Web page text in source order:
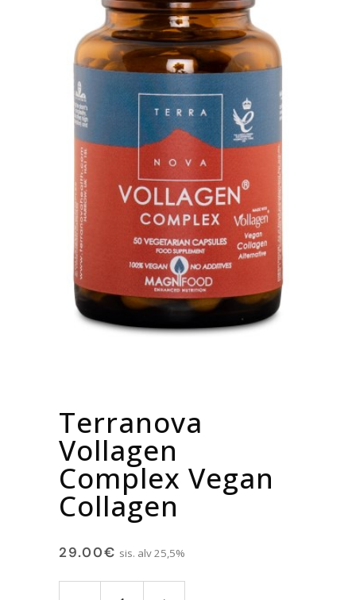
Terranova
Vollagen
Complex Vegan
Collagen
29.00€ sis. alv 25,5%